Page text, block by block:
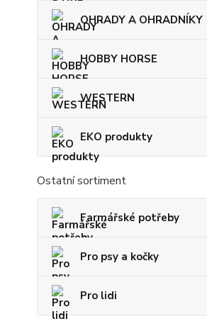
OHRADY A OHRADNÍKY
HOBBY HORSE
WESTERN
EKO produkty
Ostatní sortiment
Farmářské potřeby
Pro psy a kočky
Pro lidi